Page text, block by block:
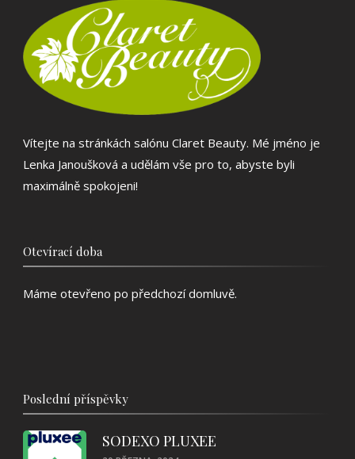
Vítejte na stránkách salónu Claret Beauty. Mé jméno je
Lenka Janoušková a udělám vše pro to, abyste byli
maximálně spokojeni!
Otevírací doba
Máme otevřeno po předchozí domluvě.
Poslední příspěvky
SODEXO PLUXEE